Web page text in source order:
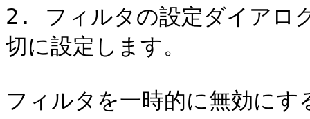
2. フィルタの設定ダイアロ
切に設定します。
フィルタを一時的に無効に